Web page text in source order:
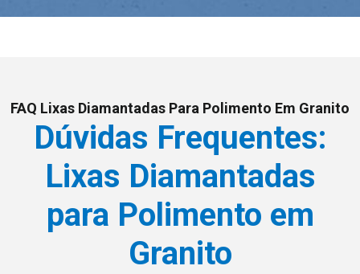
FAQ Lixas Diamantadas Para Polimento Em Granito
Dúvidas Frequentes:
Lixas Diamantadas
para Polimento em
Granito